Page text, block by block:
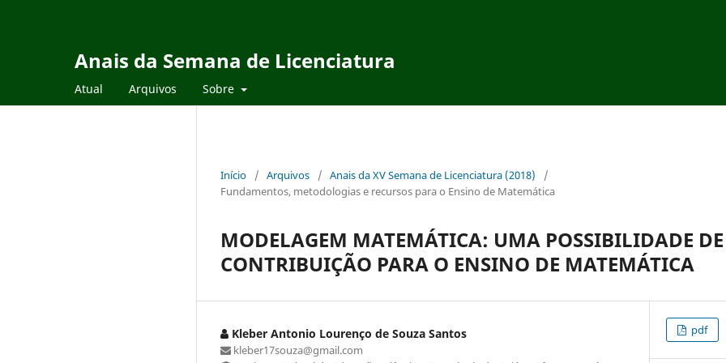
Anais da Semana de Licenciatura
Atual Arquivos Sobre
Início / Arquivos / Anais da XV Semana de Licenciatura (2018)
/
Fundamentos, metodologias e recursos para o Ensino de Matemática
MODELAGEM MATEMÁTICA: UMA POSSIBILIDADE DE
CONTRIBUIÇÃO PARA O ENSINO DE MATEMÁTICA
Kleber Antonio Lourenço de Souza Santos
kleber17souza@gmail.com
pdf